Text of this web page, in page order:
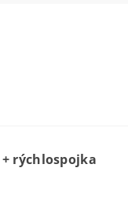
+ rýchlospojka